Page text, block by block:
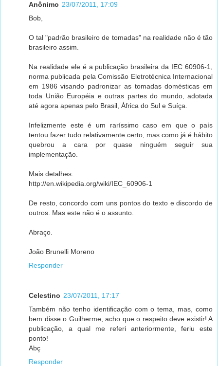
Anônimo 23/07/2011, 17:09
Bob,
O tal "padrão brasileiro de tomadas" na realidade não é tão
brasileiro assim.
Na realidade ele é a publicação brasileira da IEC 60906-1,
norma publicada pela Comissão Eletrotécnica Internacional
em 1986 visando padronizar as tomadas domésticas em
toda União Européia e outras partes do mundo, adotada
até agora apenas pelo Brasil, África do Sul e Suíça.
Infelizmente este é um raríssimo caso em que o país
tentou fazer tudo relativamente certo, mas como já é hábito
quebrou a cara por quase ninguém seguir sua
implementação.
Mais detalhes:
http://en.wikipedia.org/wiki/IEC_60906-1
De resto, concordo com uns pontos do texto e discordo de
outros. Mas este não é o assunto.
Abraço.
João Brunelli Moreno
Responder
Celestino 23/07/2011, 17:17
Também não tenho identificação com o tema, mas, como
bem disse o Guilherme, acho que o respeito deve existir! A
publicação, a qual me referi anteriormente, feriu este
ponto!
Abç
Responder